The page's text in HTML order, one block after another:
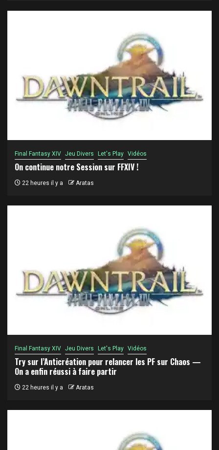
Final Fantasy XIV Jeu Divers Let's Play Vidéos
On continue notre Session sur FFXIV !
22 heures il y a Aratas
Final Fantasy XIV Jeu Divers Let's Play Vidéos
Try sur l’Anticréation pour relancer les PF sur Chaos —
On a enfin réussi à faire partir
22 heures il y a Aratas